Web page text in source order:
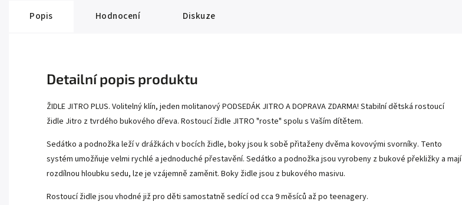
Popis Hodnocení Diskuze
Detailní popis produktu
ŽIDLE JITRO PLUS. Volitelný klín, jeden molitanový PODSEDÁK JITRO A DOPRAVA ZDARMA! Stabilní dětská rostoucí
židle Jitro z tvrdého bukového dřeva. Rostoucí židle JITRO "roste" spolu s Vaším dítětem.
Sedátko a podnožka leží v drážkách v bocích židle, boky jsou k sobě přitaženy dvěma kovovými svorníky. Tento
systém umožňuje velmi rychlé a jednoduché přestavění. Sedátko a podnožka jsou vyrobeny z bukové překližky a mají
rozdílnou hloubku sedu, lze je vzájemně zaměnit. Boky židle jsou z bukového masivu.
Rostoucí židle jsou vhodné již pro děti samostatně sedící od cca 9 měsíců až po teenagery.